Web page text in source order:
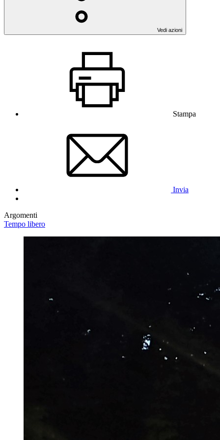
Vedi azioni
Stampa
Invia
Argomenti
Tempo libero